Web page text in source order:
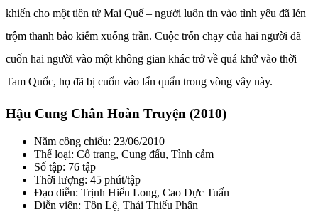
khiến cho một tiên tử Mai Quế – người luôn tin vào tình yêu đã lén
trộm thanh bảo kiếm xuống trần. Cuộc trốn chạy của hai người đã
cuốn hai người vào một không gian khác trở về quá khứ vào thời
Tam Quốc, họ đã bị cuốn vào lẩn quẩn trong vòng vây này.
Hậu Cung Chân Hoàn Truyện (2010)
Năm công chiếu: 23/06/2010
Thể loại: Cổ trang, Cung đấu, Tình cảm
Số tập: 76 tập
Thời lượng: 45 phút/tập
Đạo diễn: Trịnh Hiểu Long, Cao Dực Tuấn
Diễn viên: Tôn Lệ, Thái Thiếu Phân